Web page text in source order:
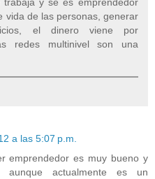
vida de las personas, generar
el dinero viene por
redes multinivel son una
a las 5:07 p.m.
emprendedor es muy bueno y
aunque actualmente es un